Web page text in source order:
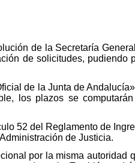
de la Secretaría
de solicitudes, pudiendo
de la Junta de
los plazos se
52 del Reglamento de
de Justicia.
por la misma autoridad